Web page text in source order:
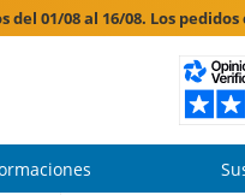
del 01/08 al 16/08. Los